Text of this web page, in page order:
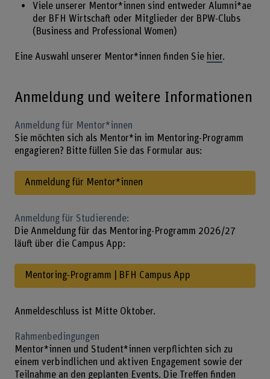
Viele unserer Mentor*innen sind entweder Alumni*ae
der BFH Wirtschaft oder Mitglieder der BPW-Clubs
(Business and Professional Women)
Eine Auswahl unserer Mentor*innen finden Sie hier.
Anmeldung und weitere Informationen
Anmeldung für Mentor*innen
Sie möchten sich als Mentor*in im Mentoring-Programm
engagieren? Bitte füllen Sie das Formular aus:
Anmeldung für Mentor*innen
Anmeldung für Studierende:
Die Anmeldung für das Mentoring-Programm 2026/27
läuft über die Campus App:
Mentoring-Programm | BFH Campus App
Anmeldeschluss ist Mitte Oktober.
Rahmenbedingungen
Mentor*innen und Student*innen verpflichten sich zu
einem verbindlichen und aktiven Engagement sowie der
Teilnahme an den geplanten Events. Die Treffen finden